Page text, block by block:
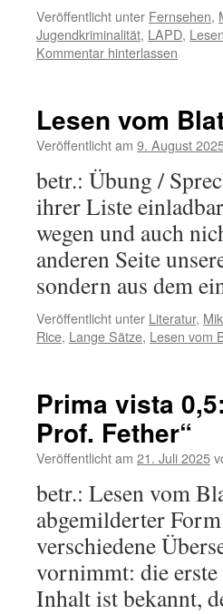
Veröffentlicht unter Fernsehen,
Jugendkriminalität, LAPD,
Kommentar hinterlassen
Lesen vom
Veröffentlicht am 9. August
betr.: Übung /
ihrer Liste
wegen und auch
anderen Seite
sondern aus dem
Veröffentlicht unter Literatur,
Rice, Lange Sätze, Lesen vom
Prima vista
Prof. Fether“
Veröffentlicht am 21. Juli 2025
betr.: Lesen vom
abgemilderter
verschiedene
vornimmt: die
Inhalt ist bekannt,